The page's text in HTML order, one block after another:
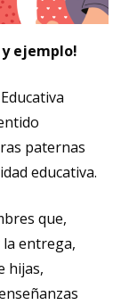
ejemplo!
paternas
educativa.
que,
entrega,
hijas,